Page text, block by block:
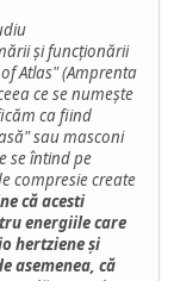
și funcționării
Atlas" (Amprenta
ce se numește
ca fiind
sau masconi
se întind pe
compresie create
că acesti
energiile care
hertziene și
asemenea, că